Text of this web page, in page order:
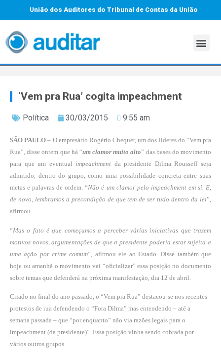
União dos Auditores do Tribunal de Contas da União
‘Vem pra Rua’ cogita impeachment
Política 30/03/2015 9:55 am
SÃO PAULO – O empresário Rogério Chequer, um dos líderes do “Vem pra
Rua”, disse ontem que há “um clamor muito alto” das bases do movimento
para que um eventual impeachment da presidente Dilma Rousseff seja
admitido, dentro do grupo, como uma possibilidade concreta entre suas
metas e palavras de ordem. “Não é um clamor pelo impeachment em si. E,
de novo, lembramos a precondição de que tem de ser tudo dentro da lei”,
afirmou.
“Mas o fato é que começamos a perceber várias iniciativas que trazem
motivos novos, argumentações de que a presidente poderia estar sujeita a
uma ação por crime comum”, afirmou ele ao Estado. Disse também que
hoje ou amanhã o movimento vai “oficializar” essa posição no documento
sobre temas que defenderá na próxima manifestação, dia 12 de abril.
Criado no final do ano passado, o “Vem pra Rua” destacou-se nos recentes
protestos de rua defendendo o “Fora Dilma” mas entendendo – até a
semana passada – que “por enquanto” não via razões legais para o
impeachment (da presidente)”. Essa posição vinha sendo cobrada por
vários outros grupos.